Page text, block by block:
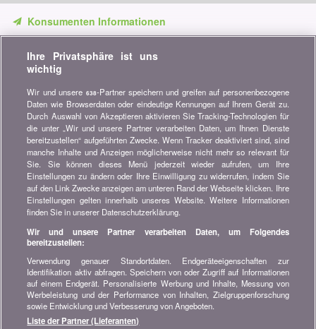
Konsumenten Informationen
unsere Vergleiche, Ratschläge und Tipps in den Bereichen
Versicherung, Finanzen, Konsumgüter und vieles mehr...
Newsletter bestellen
Treten Sie unserer Community bei
Bleiben Sie auf dem neuesten Stand, finden Sie alle Ratschläge
und Tipps zum Sparen auf:
Wissenswertes über bonus.ch
Wer ist bonus.ch? Wie funktionieren die Vergleiche?
Presseanfragen, Partnerschaften, Werbung...
Alle Informationen über bonus.ch
Ihre Privatsphäre ist uns
wichtig
Wir und unsere 638-Partner speichern und greifen auf personenbezogene
Daten wie Browserdaten oder eindeutige Kennungen auf Ihrem Gerät zu.
Durch Auswahl von Akzeptieren aktivieren Sie Tracking-Technologien für
die unter „Wir und unsere Partner verarbeiten Daten, um Ihnen Dienste
bereitzustellen“ aufgeführten Zwecke. Wenn Tracker deaktiviert sind, sind
manche Inhalte und Anzeigen möglicherweise nicht mehr so relevant für
Sie. Sie können dieses Menü jederzeit wieder aufrufen, um Ihre
Einstellungen zu ändern oder Ihre Einwilligung zu widerrufen, indem Sie
auf den Link Zwecke anzeigen am unteren Rand der Webseite klicken. Ihre
Einstellungen gelten innerhalb unseres Website. Weitere Informationen
finden Sie in unserer Datenschutzerklärung.
Wir und unsere Partner verarbeiten Daten, um Folgendes
bereitzustellen:
Verwendung genauer Standortdaten. Endgeräteeigenschaften zur
Identifikation aktiv abfragen. Speichern von oder Zugriff auf Informationen
auf einem Endgerät. Personalisierte Werbung und Inhalte, Messung von
Werbeleistung und der Performance von Inhalten, Zielgruppenforschung
sowie Entwicklung und Verbesserung von Angeboten.
Liste der Partner (Lieferanten)